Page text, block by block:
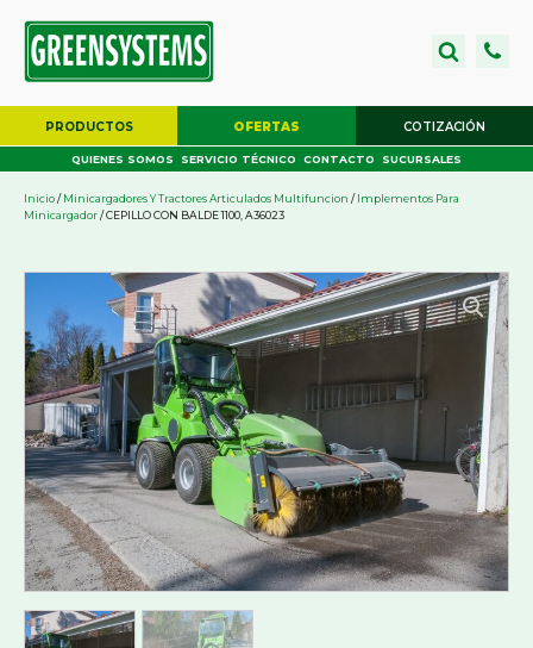
PRODUCTOS OFERTAS COTIZACIÓN
QUIENES SOMOS SERVICIO TÉCNICO CONTACTO SUCURSALES
Inicio/Minicargadores Y Tractores Articulados Multifuncion /Implementos Para
Minicargador/ CEPILLO CON BALDE 1100, A36023